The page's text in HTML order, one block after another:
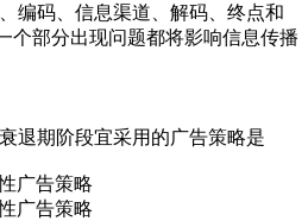
编码、信息渠道、解码、终点和
个部分出现问题都将影响信息传播
退期阶段宜采用的广告策略是
广告策略
广告策略